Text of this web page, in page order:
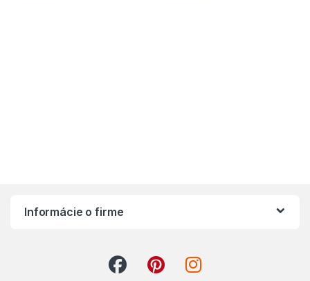
Informácie o firme